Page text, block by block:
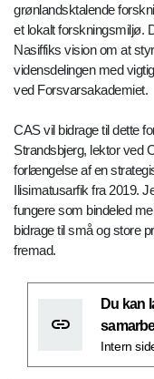
grønlandsktalende
et lokalt forskningsmiljø.
Nasiffiks vision om at
vidensdelingen med
ved Forsvarsakademiet.
CAS vil bidrage til dette
Strandsbjerg, lektor ved
forlængelse af en
Ilisimatusarfik fra 2019.
fungere som bindeled
bidrage til små og store
fremad.
Du kan
Intern